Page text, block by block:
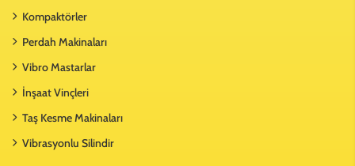
Kompaktörler
Perdah Makinaları
Vibro Mastarlar
İnşaat Vinçleri
Taş Kesme Makinaları
Vibrasyonlu Silindir